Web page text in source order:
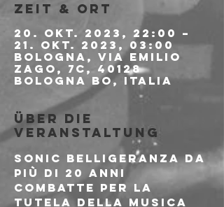
Zeit & Ort
20. Okt. 2023, 22:00 –
21. Okt. 2023, 03:00
Bologna, Via Emilio
Zago, 7c, 40128
Bologna BO, Italia
Über die
Veranstaltung
Sonic Belligeranza da
più di 20 anni
combatte per la
tutela della musica